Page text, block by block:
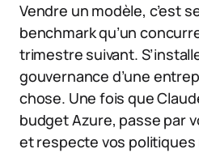
Vendre un modèle, c’est
benchmark qu’un
trimestre suivant.
gouvernance d’une
chose. Une fois que
budget Azure, passe par
et respecte vos politiques